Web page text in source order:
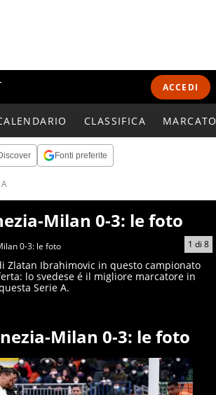
ACCEDI
CLASSIFICA
Fonti preferite
A
Milan 0-3: le foto
1 di 8
Zlatan Ibrahimovic in questo campionato
lo svedese é il migliore marcatore in
Serie A.
Milan 0-3: le foto